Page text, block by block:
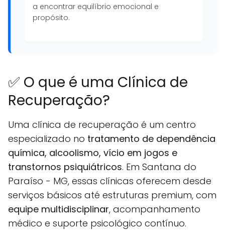
a encontrar equilíbrio emocional e
propósito.
✅ O que é uma Clínica de
Recuperação?
Uma clínica de recuperação é um centro
especializado no tratamento de dependência
química, alcoolismo, vício em jogos e
transtornos psiquiátricos. Em Santana do
Paraíso - MG, essas clínicas oferecem desde
serviços básicos até estruturas premium, com
equipe multidisciplinar, acompanhamento
médico e suporte psicológico contínuo.